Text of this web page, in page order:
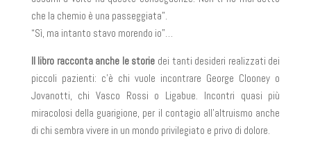
che la chemio è una passeggiata”.
“Sì, ma intanto stavo morendo io”…
Il libro racconta anche le storie dei tanti desideri realizzati dei
piccoli pazienti: c’è chi vuole incontrare George Clooney o
Jovanotti, chi Vasco Rossi o Ligabue. Incontri quasi più
miracolosi della guarigione, per il contagio all’altruismo anche
di chi sembra vivere in un mondo privilegiato e privo di dolore.